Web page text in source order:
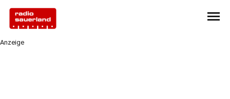
menu
Anzeige